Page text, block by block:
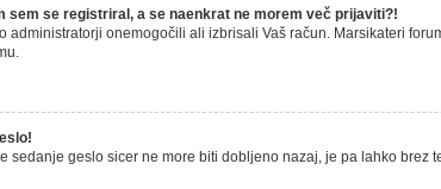
sem se registriral, a se naenkrat ne morem več prijaviti?!
administratorji onemogočili ali izbrisali Vaš račun. Marsikateri
sedanje geslo sicer ne more biti dobljeno nazaj, je pa lahko